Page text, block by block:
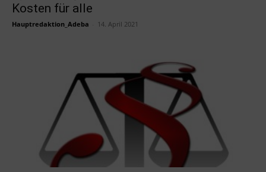
Kosten für alle
Hauptredaktion_Adeba 14. April 2021